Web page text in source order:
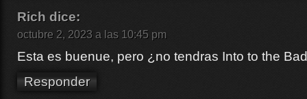
Rich dice:
octubre 2, 2023 a las 10:45 pm
Esta es buenue, pero ¿no tendras Into to the
Responder